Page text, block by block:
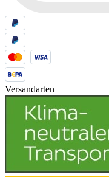
Versandarten